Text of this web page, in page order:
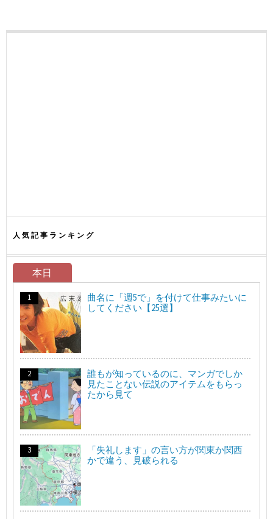
人気記事ランキング
本日
曲名に「週5で」を付けて仕事みたいに
してください【25選】
誰もが知っているのに、マンガでしか
見たことない伝説のアイテムをもらっ
たから見て
「失礼します」の言い方が関東か関西
かで違う、見破られる